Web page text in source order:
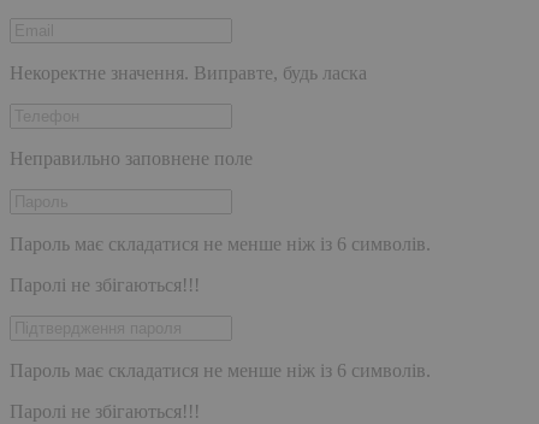
Некоректне значення. Виправте, будь ласка
Неправильно заповнене поле
Пароль має складатися не менше ніж із 6 символів.
Паролі не збігаються!!!
Пароль має складатися не менше ніж із 6 символів.
Паролі не збігаються!!!